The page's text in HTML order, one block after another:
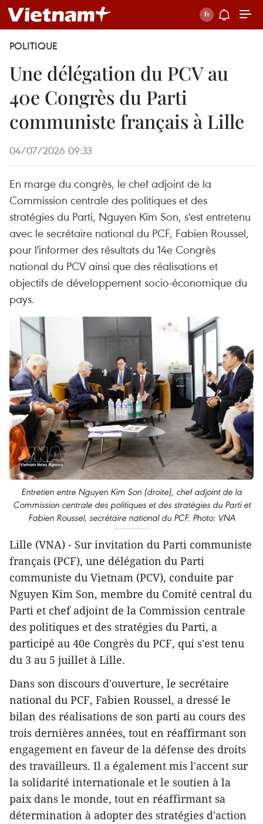
POLITIQUE
Une délégation du PCV au
40e Congrès du Parti
communiste français à Lille
04/07/2026 09:33
En marge du congrès, le chef adjoint de la
Commission centrale des politiques et des
stratégies du Parti, Nguyen Kim Son, s'est entretenu
avec le secrétaire national du PCF, Fabien Roussel,
pour l'informer des résultats du 14e Congrès
national du PCV ainsi que des réalisations et
objectifs de développement socio-économique du
pays.
Entretien entre Nguyen Kim Son (droite), chef adjoint de la
Commission centrale des politiques et des stratégies du Parti et
Fabien Roussel, secrétaire national du PCF. Photo: VNA
Lille (VNA) - Sur invitation du Parti communiste
français (PCF), une délégation du Parti
communiste du Vietnam (PCV), conduite par
Nguyen Kim Son, membre du Comité central du
Parti et chef adjoint de la Commission centrale
des politiques et des stratégies du Parti, a
participé au 40e Congrès du PCF, qui s'est tenu
du 3 au 5 juillet à Lille.
Dans son discours d'ouverture, le secrétaire
national du PCF, Fabien Roussel, a dressé le
bilan des réalisations de son parti au cours des
trois dernières années, tout en réaffirmant son
engagement en faveur de la défense des droits
des travailleurs. Il a également mis l'accent sur
la solidarité internationale et le soutien à la
paix dans le monde, tout en réaffirmant sa
détermination à adopter des stratégies d'action